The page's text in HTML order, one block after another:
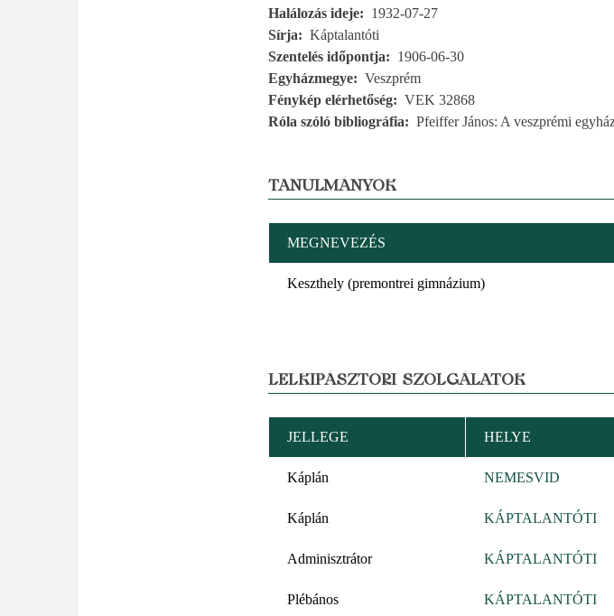
Halálozás ideje
1932-07-27
Sírja
Káptalantóti
Szentelés időpontja
1906-06-30
Egyházmegye
Veszprém
Fénykép elérhetőség
VEK 32868
Róla szóló bibliográfia
Pfeiffer János: A veszprémi
TANULMÁNYOK
MEGNEVEZÉS
Keszthely (premontrei gimnázium)
LELKIPÁSZTORI SZOLGÁLATOK
JELLEGE HELYE
Káplán NEMESVID
Káplán KÁPTALANTÓTI
Adminisztrátor KÁPTALANTÓTI
Plébános KÁPTALANTÓTI